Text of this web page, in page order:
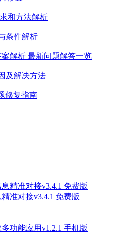
和方法解析
条件解析
案解析 最新问题解答一览
及解决方法
修复指南
准对接v3.4.1 免费版